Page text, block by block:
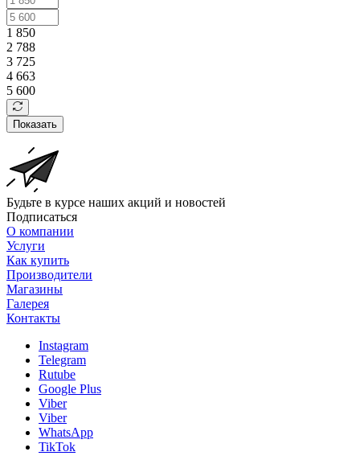
1 850
2 788
3 725
4 663
5 600
Показать
Будьте в курсе наших акций и новостей
Подписаться
О компании
Услуги
Как купить
Производители
Магазины
Галерея
Контакты
Instagram
Telegram
Rutube
Google Plus
Viber
Viber
WhatsApp
TikTok